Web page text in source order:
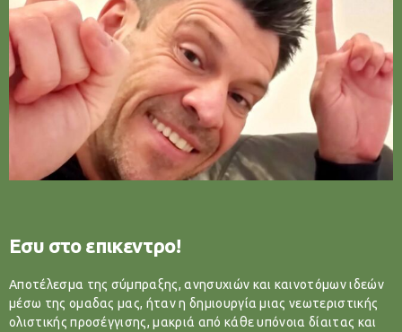
Εσυ στο επικεντρο!
Αποτέλεσμα της σύμπραξης, ανησυχιών και καινοτόμων ιδεών
μέσω της ομαδας μας, ήταν η δημιουργία μιας νεωτεριστικής
ολιστικής προσέγγισης, μακριά από κάθε υπόνοια δίαιτας και